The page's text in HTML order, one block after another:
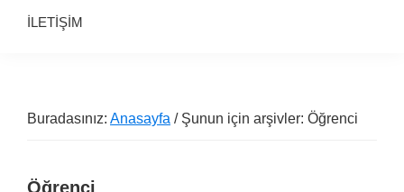
İLETİŞİM
Buradasınız: Anasayfa / Şunun için arşivler: Öğrenci
Öğrenci